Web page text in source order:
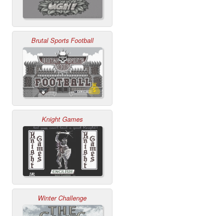
Brutal Sports Football
Knight Games
Winter Challenge